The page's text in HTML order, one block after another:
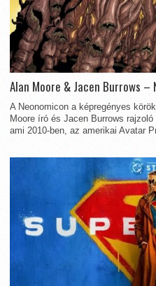
Alan Moore & Jacen Burrows –
A Neonomicon a képregényes
Moore író és Jacen Burrows
ami 2010-ben, az amerikai Avatar